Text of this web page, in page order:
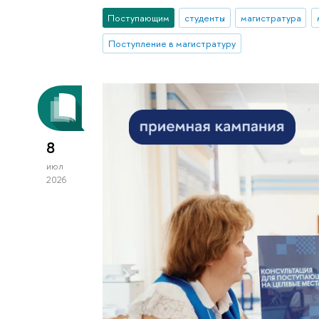
Поступающим студенты магистратура
Поступление в магистратуру
8
июл
2026